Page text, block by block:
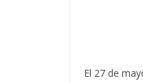
El 27 de